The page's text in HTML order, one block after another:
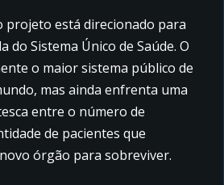
projeto está direcionado para
do Sistema Único de Saúde. O
o maior sistema público de
mas ainda enfrenta uma
entre o número de
de pacientes que
órgão para sobreviver.